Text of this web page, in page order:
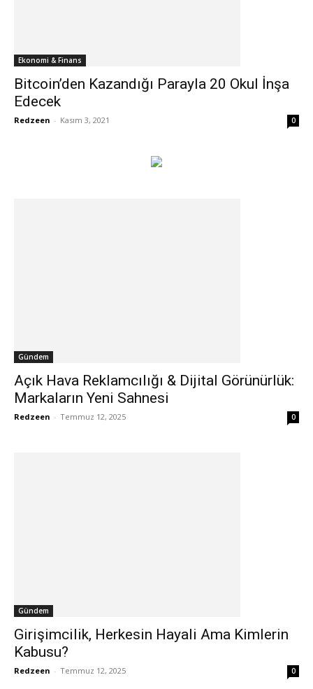
Ekonomi & Finans
Bitcoin’den Kazandığı Parayla 20 Okul İnşa
Edecek
Redzeen - Kasım 3, 2021 0
Gündem
Açık Hava Reklamcılığı & Dijital Görünürlük:
Markaların Yeni Sahnesi
Redzeen - Temmuz 12, 2025 0
Gündem
Girişimcilik, Herkesin Hayali Ama Kimlerin
Kabusu?
Redzeen - Temmuz 12, 2025 0